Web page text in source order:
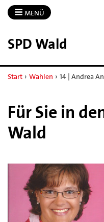
MENÜ
SPD Wald
Start › Wahlen › 14 | Andrea
Für Sie in
Wald